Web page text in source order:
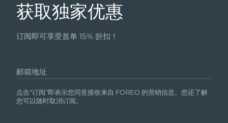
获取独家优惠
订阅即可享受首单 15% 折扣！
邮箱地址
点击“订阅”即表示您同意接收来自 FOREO 的营销信息。您还了解
您可以随时取消订阅。